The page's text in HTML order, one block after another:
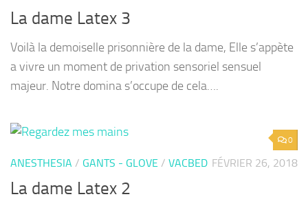
La dame Latex 3
Voilà la demoiselle prisonnière de la dame, Elle s’appète
a vivre un moment de privation sensoriel sensuel
majeur. Notre domina s’occupe de cela….
0
ANESTHESIA / GANTS - GLOVE / VACBED FÉVRIER 26, 2018
La dame Latex 2